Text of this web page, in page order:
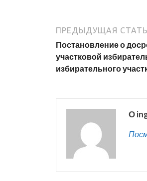
ПРЕДЫДУЩАЯ
Постановление о
участковой
избирательного
О